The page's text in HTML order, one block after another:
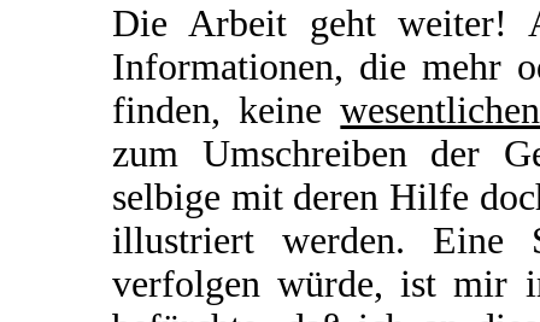
Die Arbeit geht weiter!
Informationen, die mehr
finden, keinewesentlichen
zum Umschreiben der
selbige mit deren Hilfe
illustriert werden. Eine
verfolgen würde, ist mir